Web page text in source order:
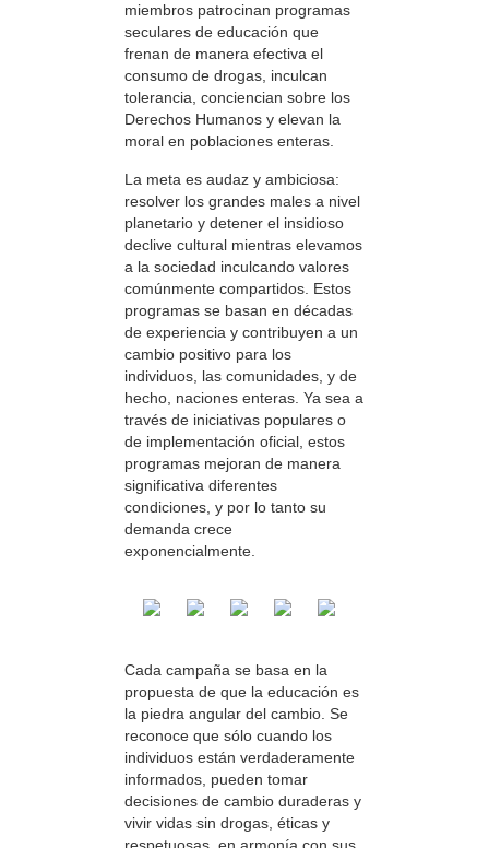
miembros patrocinan programas
seculares de educación que
frenan de manera efectiva el
consumo de drogas, inculcan
tolerancia, conciencian sobre los
Derechos Humanos y elevan la
moral en poblaciones enteras.
La meta es audaz y ambiciosa:
resolver los grandes males a nivel
planetario y detener el insidioso
declive cultural mientras elevamos
a la sociedad inculcando valores
comúnmente compartidos. Estos
programas se basan en décadas
de experiencia y contribuyen a un
cambio positivo para los
individuos, las comunidades, y de
hecho, naciones enteras. Ya sea a
través de iniciativas populares o
de implementación oficial, estos
programas mejoran de manera
significativa diferentes
condiciones, y por lo tanto su
demanda crece
exponencialmente.
Cada campaña se basa en la
propuesta de que la educación es
la piedra angular del cambio. Se
reconoce que sólo cuando los
individuos están verdaderamente
informados, pueden tomar
decisiones de cambio duraderas y
vivir vidas sin drogas, éticas y
respetuosas, en armonía con sus